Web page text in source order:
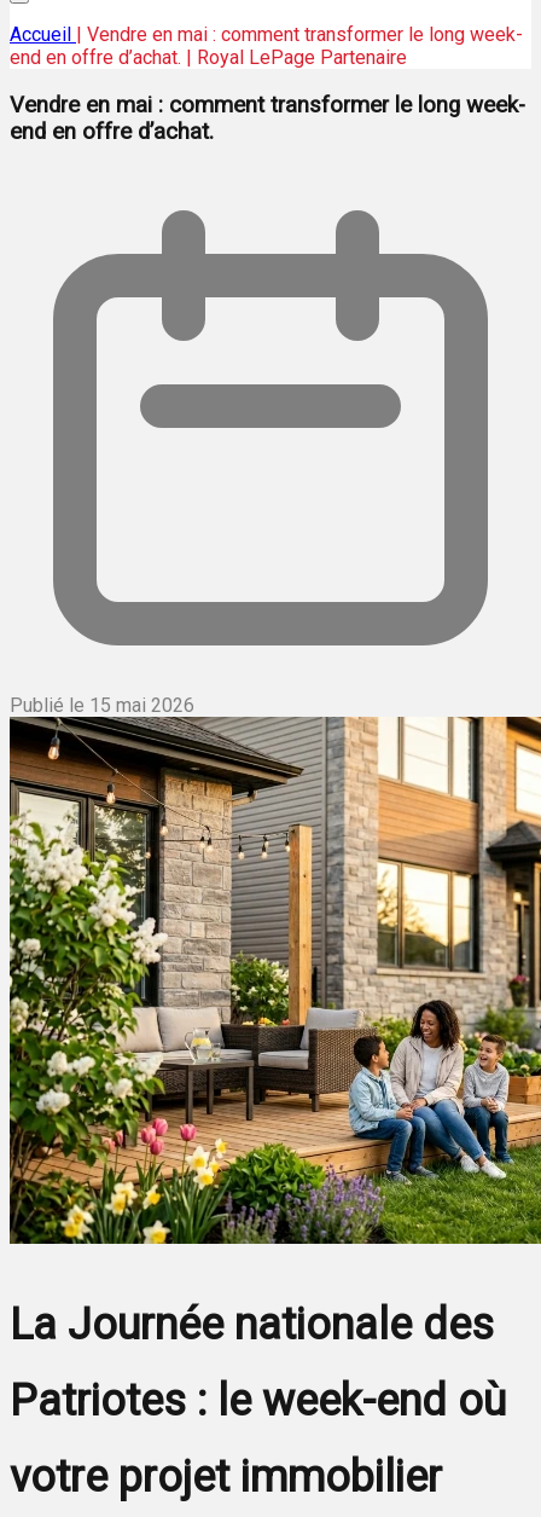
Accueil | Vendre en mai : comment transformer le long week-
end en offre d’achat. | Royal LePage Partenaire
Vendre en mai : comment transformer le long week-
end en offre d’achat.
Publié le 15 mai 2026
La Journée nationale des
Patriotes : le week-end où
votre projet immobilier